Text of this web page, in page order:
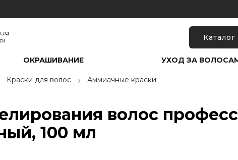
Каталог
ОКРАШИВАНИЕ УХОД ЗА
Краски для волос Аммиачные краски
волос
100 мл